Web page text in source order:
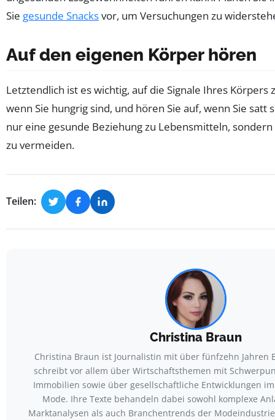
Sie gesunde Snacksvor, um Versuchungen zu
Auf den eigenen Körper hören
Letztendlich ist es wichtig, auf die Signale Ihres Körpers
wenn Sie hungrig sind, und hören Sie auf, wenn Sie satt
nur eine gesunde Beziehung zu Lebensmitteln,
zu vermeiden.
Teilen:
Christina Braun
Christina Braun ist Journalistin mit über fünfzehn Jahren
schreibt vor allem über Wirtschaftsthemen mit
Immobilien sowie über gesellschaftliche Entwicklungen
Mode. Ihre Texte behandeln dabei sowohl komplexe
Marktanalysen als auch Branchentrends der